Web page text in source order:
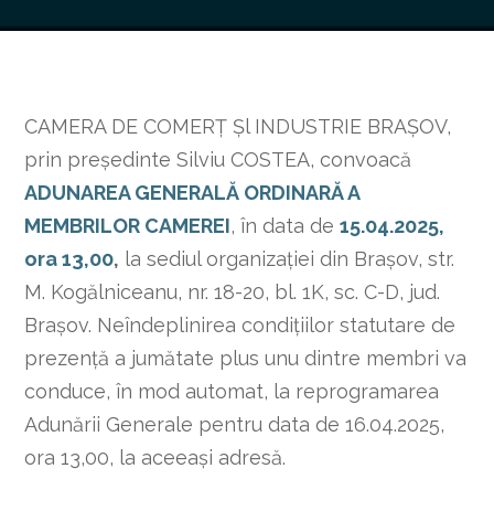
CAMERA DE COMERŢ Şl INDUSTRIE BRAŞOV,
prin preşedinte Silviu COSTEA, convoacă
ADUNAREA GENERALĂ ORDINARĂ A
MEMBRILOR CAMEREI, în data de15.04.2025,
ora 13,00, la sediul organizaţiei din Braşov, str.
M. Kogălniceanu, nr. 18-20, bl. 1K, sc. C-D, jud.
Braşov. Neîndeplinirea condiţiilor statutare de
prezenţă a jumătate plus unu dintre membri va
conduce, în mod automat, la reprogramarea
Adunării Generale pentru data de 16.04.2025,
ora 13,00, la aceeaşi adresă.